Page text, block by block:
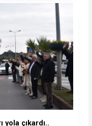
yola çıkardı..